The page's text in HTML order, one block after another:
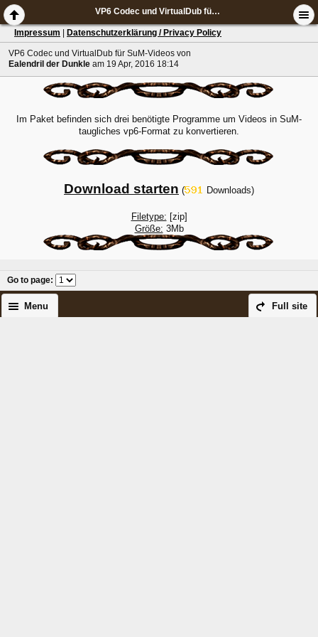
VP6 Codec und VirtualDub für SuM-Videos
Impressum Datenschutzerklärung / Privacy Policy
VP6 Codec und VirtualDub für SuM-Videos von
Ealendril der Dunkle am 19 Apr, 2016 18:14
Im Paket befinden sich drei benötigte Programme um Videos in SuM-
taugliches vp6-Format zu konvertieren.
Download starten ( Downloads)
Filetype: [zip]
Größe: 3Mb
Go to page:
Full site
Menu